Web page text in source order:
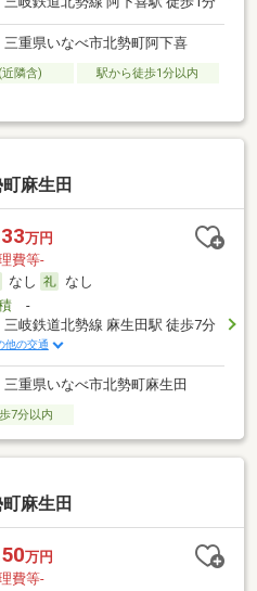
三重県いなべ市北勢町阿下喜
隣含)
駅から徒歩1分以内
麻生田
万円
費等-
なし
なし
-
三岐鉄道北勢線 麻生田駅 徒歩7分
他の交通
三重県いなべ市北勢町麻生田
7分以内
麻生田
万円
費等-